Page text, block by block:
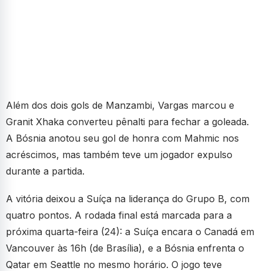
Além dos dois gols de Manzambi, Vargas marcou e
Granit Xhaka converteu pênalti para fechar a goleada.
A Bósnia anotou seu gol de honra com Mahmic nos
acréscimos, mas também teve um jogador expulso
durante a partida.
A vitória deixou a Suíça na liderança do Grupo B, com
quatro pontos. A rodada final está marcada para a
próxima quarta-feira (24): a Suíça encara o Canadá em
Vancouver às 16h (de Brasília), e a Bósnia enfrenta o
Qatar em Seattle no mesmo horário. O jogo teve